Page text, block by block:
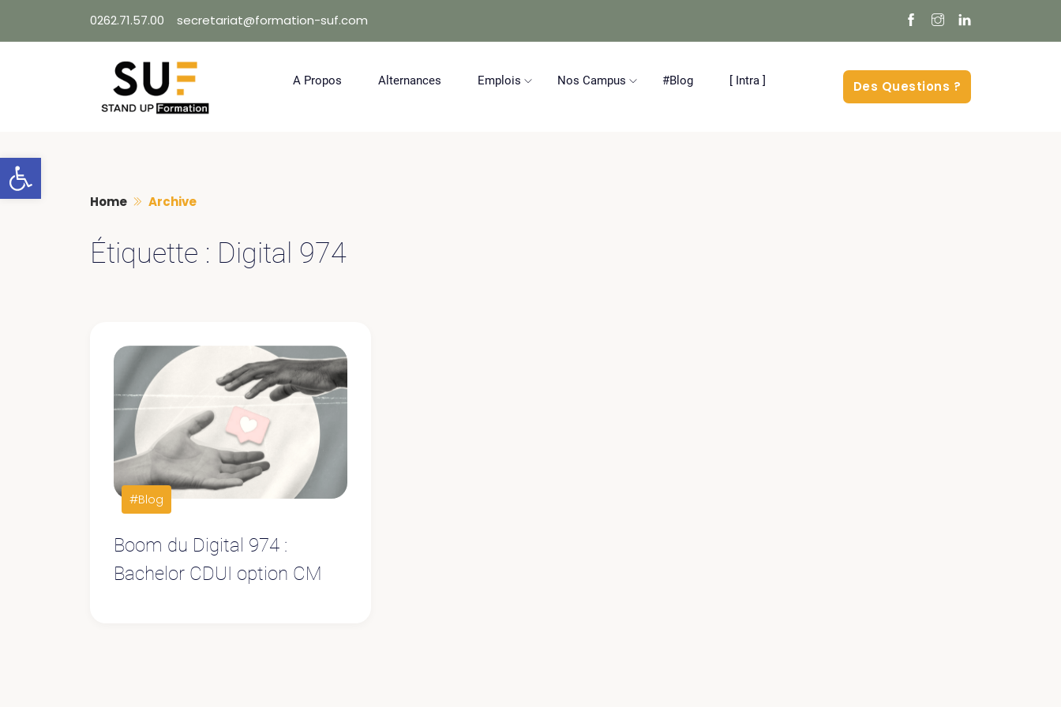
Ouvrir la barre d’outils
to
0262.71.57.00 secretariat@formation-suf.com
A Propos Alternances Emplois Nos Campus #Blog [ Intra ] Des Questions ?
Home Archive
Étiquette : Digital 974
#Blog
Boom du Digital 974 :
Bachelor CDUI option CM